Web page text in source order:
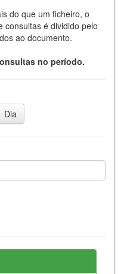
do que um ficheiro, o
consultas é dividido pelo
ao documento.
no período.
Dia